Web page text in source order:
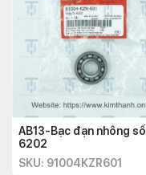
AB13-Bạc đạn nhông số
6202
SKU: 91004KZR601